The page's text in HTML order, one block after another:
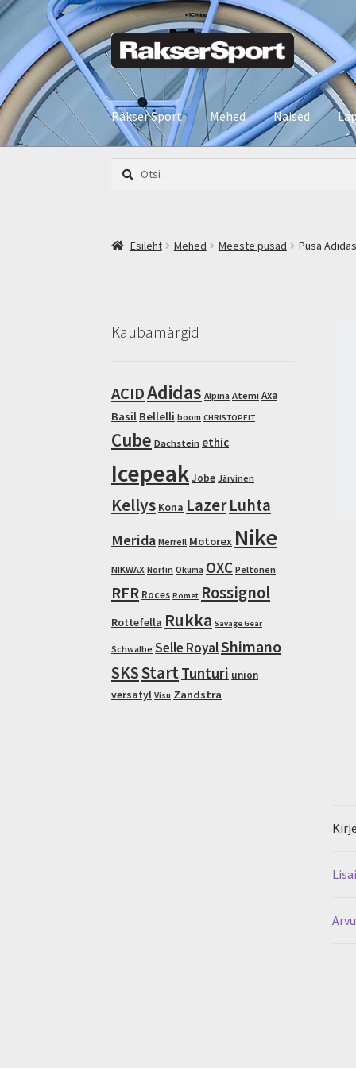
Liigu
navigeerimisele
Liigu
sisu
juurde
Rakser Sport Mehed Naised
Otsi:
Esileht Mehed Meeste pusad Pusa
Kaubamärgid
ACIDAdidas Alpina Atemi Axa
Basil Bellelli boom CHRISTOPEIT
Cube Dachstein ethic
IcepeakJobe Järvinen
Kellys Kona LazerLuhta
Merida Merrell Motorex Nike
NIKWAX Norfin Okuma OXC Peltonen
RFR Roces Romet Rossignol
Rottefella Rukka Savage Gear
Schwalbe Selle RoyalShimano
SKSStartTunturi union
versatyl Visu Zandstra